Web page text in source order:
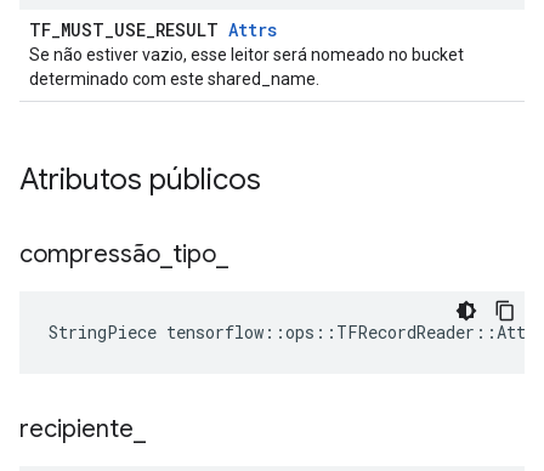
TF_MUST_USE_RESULT Attrs
Se não estiver vazio, esse leitor será nomeado no bucket
determinado com este shared_name.
Atributos públicos
compressão tipo
StringPiece tensorflow ::ops :: TFRecordReader ::Attrs
recipiente